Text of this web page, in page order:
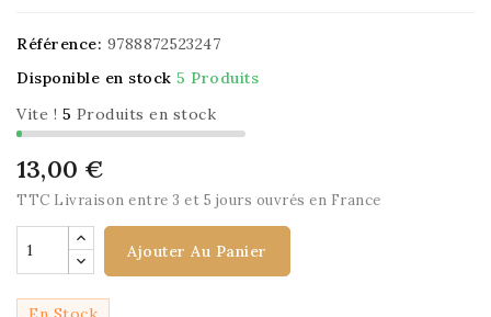
Référence: 9788872523247
Disponible en stock 5 Produits
Vite ! 5 Produits en stock
13,00 €
TTC Livraison entre 3 et 5 jours ouvrés en France
Ajouter Au Panier